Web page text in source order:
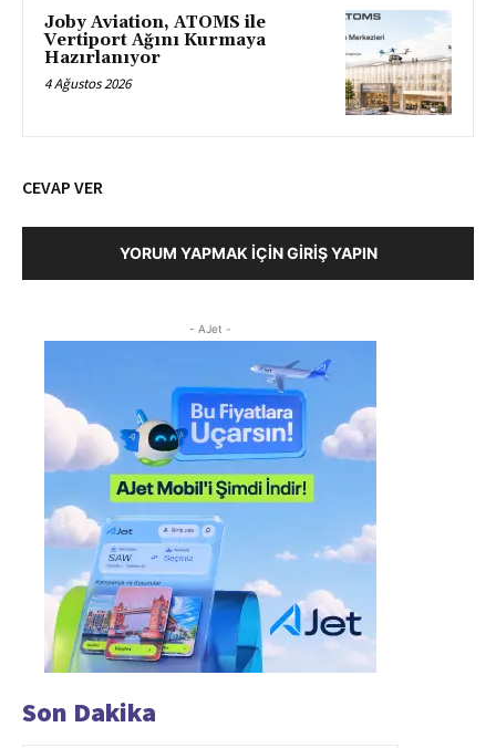
Joby Aviation, ATOMS ile
Vertiport Ağını Kurmaya
Hazırlanıyor
4 Ağustos 2026
CEVAP VER
YORUM YAPMAK İÇIN GIRIŞ YAPIN
- AJet -
Son Dakika